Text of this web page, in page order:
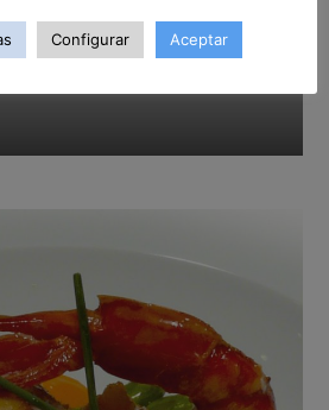
Ensalada de
Configurar Aceptar